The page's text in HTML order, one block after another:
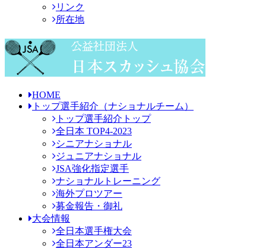
リンク
所在地
HOME
トップ選手紹介 （ナショナルチーム）
トップ選手紹介トップ
全日本 TOP4-2023
シニアナショナル
ジュニアナショナル
JSA強化指定選手
ナショナルトレーニング
海外プロツアー
募金報告・御礼
大会情報
全日本選手権大会
全日本アンダー23